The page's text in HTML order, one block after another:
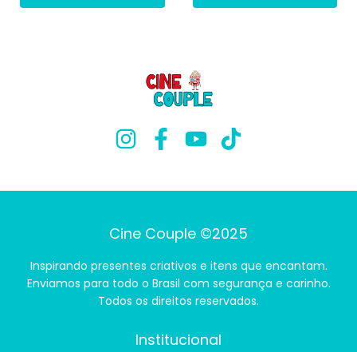
Cine Couple ©2025
Inspirando presentes criativos e itens que encantam.
Enviamos para todo o Brasil com segurança e carinho.
Todos os direitos reservados.
Institucional